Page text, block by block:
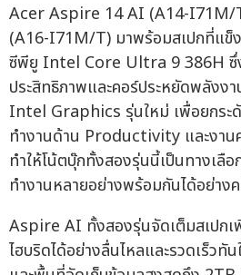
Acer Aspire 14 AI (A14-I71M/
(A16-I71M/T) มาพร้อมสเปกที่แข็
ซีพียู Intel Core Ultra 9 386H ซึ่
ประสิทธิภาพและคอร์ประหยัดพลังง
Intel Graphics รุ่นใหม่ เพื่อยกระดั
ทำงานด้าน Productivity และงาน
ทำให้โน้ตบุ๊กทั้งสองรุ่นนี้เป็นทางเลื
ทำงานหลายอย่างพร้อมกันได้อย่าง
Aspire AI ทั้งสองรุ่นจัดเต็มสเปกเ
ไฮบริดได้อย่างลื่นไหลและรวดเร็ว